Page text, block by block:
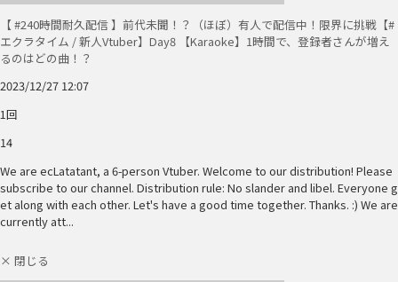
【 #240時間耐久配信 】前代未聞！？（ほぼ）有人で配信中！限界に挑戦【#
エクラタイム / 新人Vtuber】Day8 【Karaoke】1時間で、登録者さんが増え
るのはどの曲！？
2023/12/27 12:07
1回
14
We are ecLatatant, a 6-person Vtuber. Welcome to our distribution! Please
subscribe to our channel. Distribution rule: No slander and libel. Everyone g
et along with each other. Let's have a good time together. Thanks. :) We are
currently att...
× 閉じる